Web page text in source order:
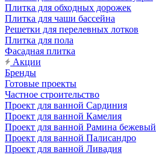
Плитка для обходных дорожек
Плитка для чаши бассейна
Решетки для перелевных лотков
Плитка для пола
Фасадная плитка
Акции
Бренды
Готовые проекты
Частное строительство
Проект для ванной Сардиния
Проект для ванной Камелия
Проект для ванной Рамина бежевый
Проект для ванной Палисандро
Проект для ванной Ливадия